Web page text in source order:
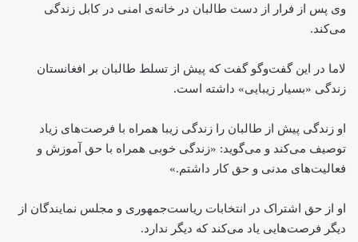
وی پس از فرار از دست طالبان در خانه‌‌ی امنی در کابل زندگی
می‌کند.
لاما در این گفت‌وگو گفت که پیش از تسلط طالبان بر افغانستان
زندگی «بسیار زیبایی» داشته است.
او زندگی پیش از طالبان را زندگی زیبا همراه با فرصت‌های زیاد
توصیف می‌کند و می‌گوید: «زندگی خوبی همراه با حق آموزش و
فعالیت‌های مدنی و حق کار داشتم.»
او از حق اشتراک در انتخابات ریاست‌جمهوری و مجلس نمایندگان از
دیگر فرصت‌هایی یاد می‌کند که دیگر ندارد.